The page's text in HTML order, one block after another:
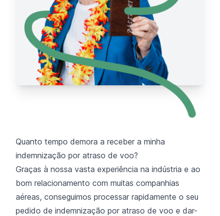
Quanto tempo demora a receber a minha
indemnização por atraso de voo?
Graças à nossa vasta experiência na indústria e ao
bom relacionamento com muitas companhias
aéreas, conseguimos processar rapidamente o seu
pedido de indemnização por atraso de voo e dar-